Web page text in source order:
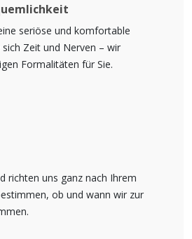
seriöse und komfortable
sich Zeit und Nerven – wir
Formalitäten für Sie.
richten uns ganz nach Ihrem
ob und wann wir zur